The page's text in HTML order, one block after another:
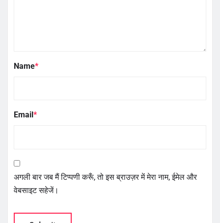
Name*
Email *
अगली बार जब मैं टिप्पणी करूँ, तो इस ब्राउज़र में मेरा नाम, ईमेल और
वेबसाइट सहेजें।